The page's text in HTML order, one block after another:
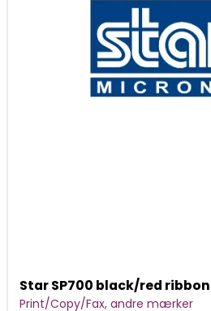
Star SP700 black/red ribbon
Print/Copy/Fax, andre mærker